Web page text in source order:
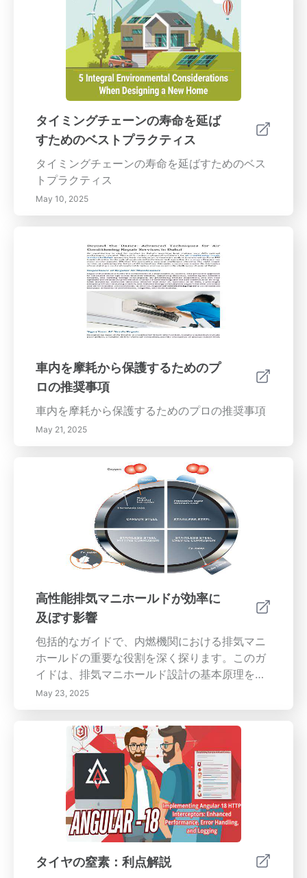
タイミングチェーンの寿命を延ば
すためのベストプラクティス
タイミングチェーンの寿命を延ばすためのベス
トプラクティス
May 10, 2025
車内を摩耗から保護するためのプ
ロの推奨事項
車内を摩耗から保護するためのプロの推奨事項
May 21, 2025
高性能排気マニホールドが効率に
及ぼす影響
包括的なガイドで、内燃機関における排気マニ
ホールドの重要な役割を深く探ります。このガ
イドは、排気マニホールド設計の基本原理を探
求し、これらのマニホールドが効率をどのよう
に向上させるかを明らかにします。
May 23, 2025
タイヤの窒素：利点解説